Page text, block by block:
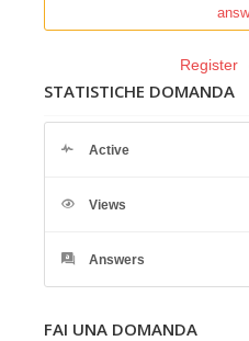
Register
STATISTICHE DOMANDA
Active
Views
Answers
FAI UNA DOMANDA